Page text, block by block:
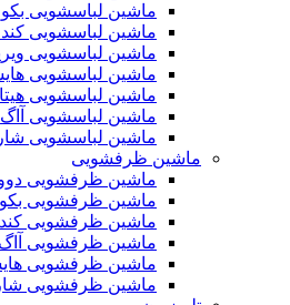
ماشین لباسشویی بکو
ماشین لباسشویی
ماشین لباسشویی
ماشین لباسشویی
ماشین لباسشویی
ماشین لباسشویی آاگ
ماشین لباسشویی
ماشین ظرفشویی
ماشین ظرفشویی
ماشین ظرفشویی بکو
ماشین ظرفشویی
ماشین ظرفشویی آاگ
ماشین ظرفشویی
ماشین ظرفشویی